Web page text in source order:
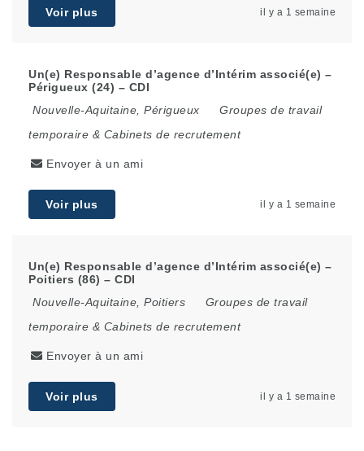
Voir plus il y a 1 semaine
Un(e) Responsable d’agence d’Intérim associé(e) –
Périgueux (24) – CDI
Nouvelle-Aquitaine, Périgueux
Groupes de travail
temporaire & Cabinets de recrutement
Envoyer à un ami
Voir plus il y a 1 semaine
Un(e) Responsable d’agence d’Intérim associé(e) –
Poitiers (86) – CDI
Nouvelle-Aquitaine, Poitiers
Groupes de travail
temporaire & Cabinets de recrutement
Envoyer à un ami
Voir plus il y a 1 semaine